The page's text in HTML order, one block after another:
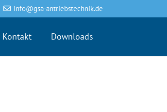
info@gsa-antriebstechnik.de
Kontakt Downloads